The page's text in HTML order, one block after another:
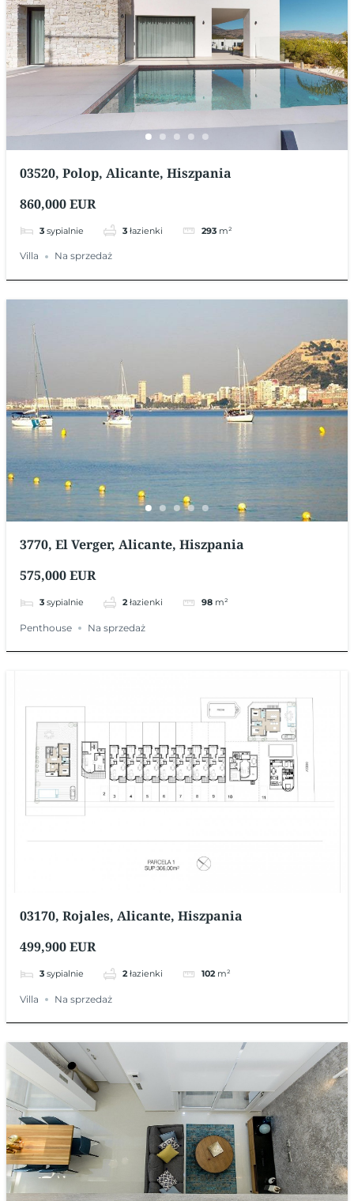
03520, Polop, Alicante, Hiszpania
860,000 EUR
3 sypialnie 3 łazienki 293 m²
Villa Na sprzedaż
3770, El Verger, Alicante, Hiszpania
575,000 EUR
3 sypialnie 2 łazienki 98 m²
Penthouse Na sprzedaż
03170, Rojales, Alicante, Hiszpania
499,900 EUR
3 sypialnie 2 łazienki 102 m²
Villa Na sprzedaż